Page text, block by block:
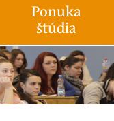
Ponuka
štúdia